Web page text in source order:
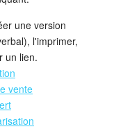
une version
l'imprimer,
un lien.
vente